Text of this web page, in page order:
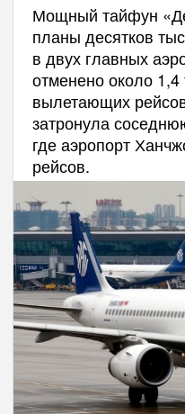
Мощный тайфун
планы десятков
в двух главных
отменено около
вылетающих
затронула
где аэропорт
рейсов.